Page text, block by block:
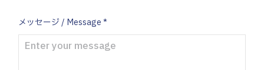
メッセージ / Message *